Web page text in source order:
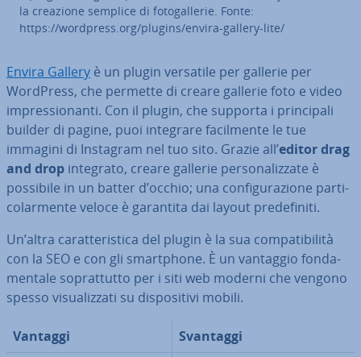
la creazione semplice di fo­to­gal­le­rie. Fonte:
https://wordpress.org/plugins/envira-gallery-lite/
Envira Gallery è un plugin versatile per gallerie per
WordPress, che permette di creare gallerie foto e video
im­pres­sio­nan­ti. Con il plugin, che supporta i prin­ci­pa­li
builder di pagine, puoi integrare fa­cil­men­te le tue
immagini di Instagram nel tuo sito. Grazie all’editor drag
and drop integrato, creare gallerie per­so­na­liz­za­te è
possibile in un batter d’occhio; una con­fi­gu­ra­zio­ne par­ti­
co­lar­men­te veloce è garantita dai layout pre­de­fi­ni­ti.
Un’altra ca­rat­te­ri­sti­ca del plugin è la sua com­pa­ti­bi­li­tà
con la SEO e con gli smart­pho­ne. È un vantaggio fon­da­
men­ta­le so­prat­tut­to per i siti web moderni che vengono
spesso vi­sua­liz­za­ti su di­spo­si­ti­vi mobili.
Vantaggi
Svantaggi